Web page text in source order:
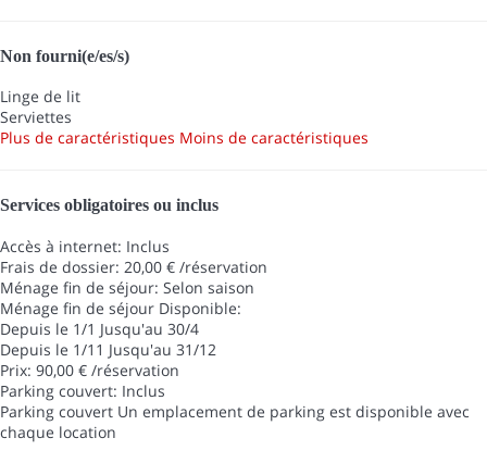
Non fourni(e/es/s)
Linge de lit
Serviettes
Plus de caractéristiques Moins de caractéristiques
Services obligatoires ou inclus
Accès à internet: Inclus
Frais de dossier: 20,00 € /réservation
Ménage fin de séjour: Selon saison
Ménage fin de séjour Disponible:
Depuis le 1/1 Jusqu'au 30/4
Depuis le 1/11 Jusqu'au 31/12
Prix: 90,00 € /réservation
Parking couvert: Inclus
Parking couvert Un emplacement de parking est disponible avec
chaque location